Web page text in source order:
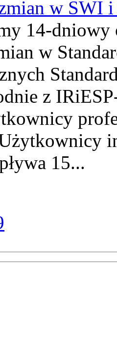
w SWI
14-
w
z
15...